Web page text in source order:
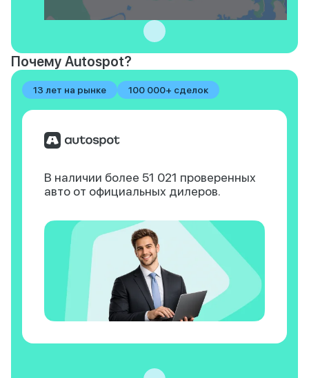
Почему Autospot?
13 лет на рынке 100 000+ сделок
В наличии более 51 021 проверенных
авто от официальных дилеров.